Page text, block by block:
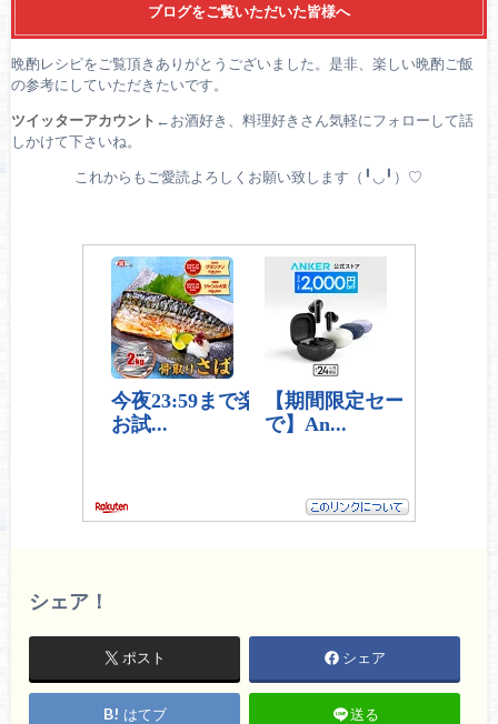
ブログをご覧いただいた皆様へ
晩酌レシピをご覧頂きありがとうございました。是非、楽しい晩酌ご飯
の参考にしていただきたいです。
ツイッターアカウント ←お酒好き、料理好きさん気軽にフォローして話
しかけて下さいね。
これからもご愛読よろしくお願い致します（╹◡╹）♡
シェア！
ポスト シェア
はてブ 送る